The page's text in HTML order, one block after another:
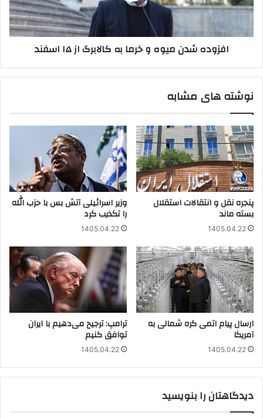
کالابرگ
۱۵
افزوده شدن میوه و خرما به کالابرگ از ۱۵ اسفند
نوشته های مشابه
پنجره‌ نقل و انتقالات استقلال
بسته ماند
1405.04.22
وزیر اسرائیلی آتش بس با حزب الله
را تکذیب کرد
1405.04.22
ارسال پیام اتمی کره شمالی به
آمریکا
1405.04.22
ترامپ: ترجیح می‌دهیم با ایران
توافق کنیم
1405.04.22
دیدگاهتان را بنویسید